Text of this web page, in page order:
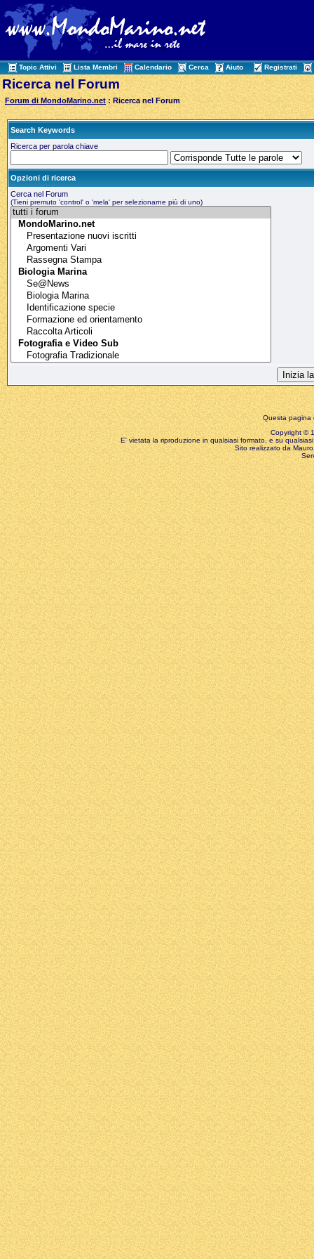
Topic Attivi Lista Membri Calendario Cerca Aiuto Registrati
Ricerca nel Forum
Forum di MondoMarino.net : Ricerca nel Forum
Search Keywords
Ricerca per parola chiave
Opzioni di ricerca
Cerca nel Forum
(Tieni premuto 'control' o 'mela' per selezionarne più di uno)
Questa pagina
Copyright ©
E' vietata la riproduzione in qualsiasi formato, e su
Sito realizzato da